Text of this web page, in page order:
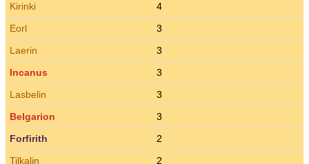
Kirinki
4
Eorl
3
Laerin
3
Incanus
3
Lasbelin
3
Belgarion
3
Forfirith
2
Tilkalin
2